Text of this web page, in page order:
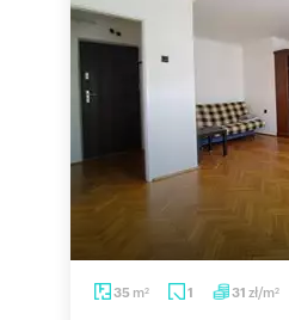
35 m2 1 31 zł/m2